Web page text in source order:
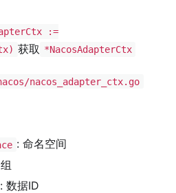
:=
获取 *NacosAdapterCtx
nacos_adapter_ctx.go
: 命名空间
: 数据ID